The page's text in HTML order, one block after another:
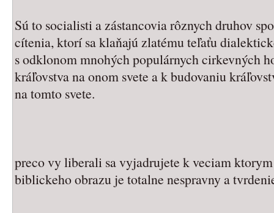
Sú to socialisti a zástancovia rôznych druhov
cítenia, ktorí sa klaňajú zlatému teľaťu
s odklonom mnohých populárnych cirkevných
kráľovstva na onom svete a k budovaniu
na tomto svete.
preco vy liberali sa vyjadrujete k veciam
biblickeho obrazu je totalne nespravny a